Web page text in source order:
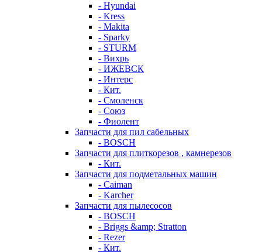
- Hyundai
- Kress
- Makita
- Sparky
- STURM
- Вихрь
- ИЖЕВСК
- Интерс
- Кит.
- Смоленск
- Союз
- Фиолент
Запчасти для пил сабельных
- BOSCH
Запчасти для плиткорезов , камнерезов
- Кит.
Запчасти для подметальных машин
- Caiman
- Karcher
Запчасти для пылесосов
- BOSCH
- Briggs &amp; Stratton
- Rezer
- Кит.